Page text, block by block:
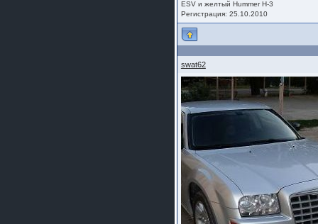
ESV и желтый Hummer Н-3
Регистрация: 25.10.2010
swat62